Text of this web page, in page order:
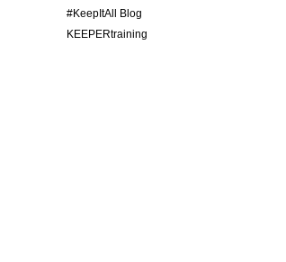
#KeepItAll Blog
KEEPERtraining